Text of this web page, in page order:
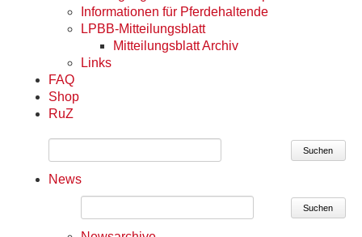
Informationen für Pferdehaltende
LPBB-Mitteilungsblatt
Mitteilungsblatt Archiv
Links
FAQ
Shop
RuZ
Suchen
News
Suchen